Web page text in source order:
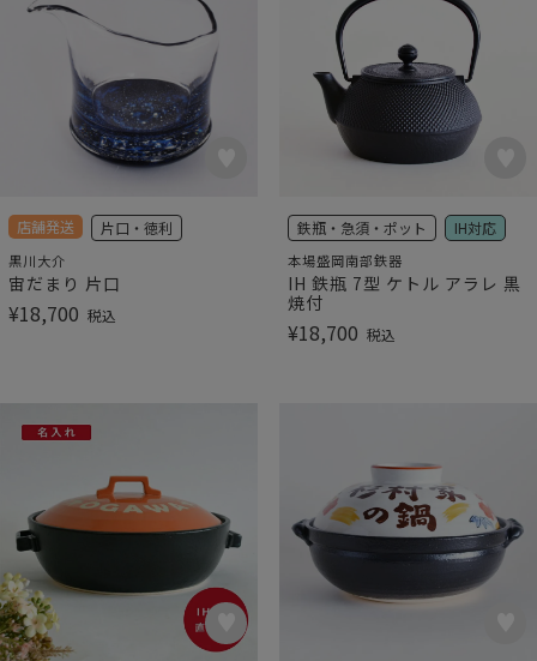
店舗発送 片口・徳利
黒川大介
宙だまり 片口
¥18,700 税込
鉄瓶・急須・ポット IH対応
本場盛岡南部鉄器
IH 鉄瓶 7型 ケトル アラレ 黒
焼付
¥18,700 税込